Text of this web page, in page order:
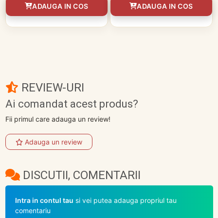
ADAUGA IN COS ADAUGA IN COS
REVIEW-URI
Ai comandat acest produs?
Fii primul care adauga un review!
Adauga un review
DISCUTII, COMENTARII
Intra in contul tau si vei putea adauga propriul tau
comentariu